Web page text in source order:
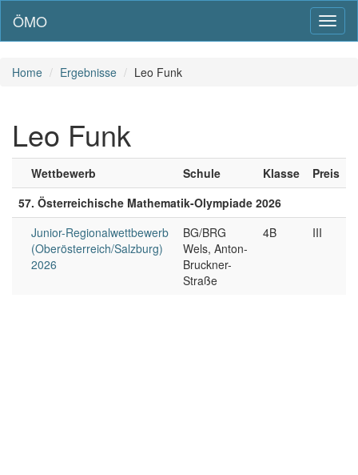
ÖMO
Home Ergebnisse Leo Funk
Leo Funk
Wettbewerb Schule Klasse
Preis
57. Österreichische Mathematik-Olympiade 2026
Junior-Regionalwettbewerb
(Oberösterreich/Salzburg)
2026
BG/BRG
Wels, Anton-
Bruckner-
Straße
4B III